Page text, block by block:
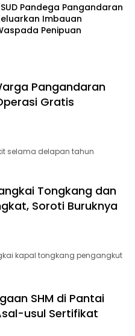
Pandega Pangandaran
Imbauan
Penipuan
Pangandaran
Gratis
selama delapan tahun
Tongkang dan
Soroti Buruknya
kapal tongkang pengangkut
SHM di Pantai
usul Sertifikat